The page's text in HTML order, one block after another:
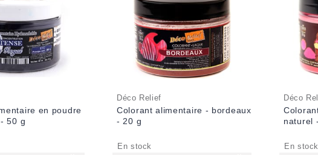
en poudre
50 g
Déco Relief
Colorant alimentaire - bordeaux
- 20 g
En stock
Déco
naturel
En stock